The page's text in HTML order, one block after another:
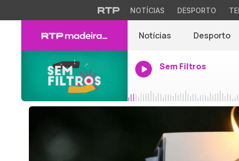
NOTÍCIAS DESPORTO
Notícias Desporto
Sem Filtros